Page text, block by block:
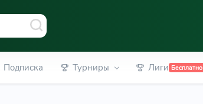
Подписка Турниры Лиги Бесплатно